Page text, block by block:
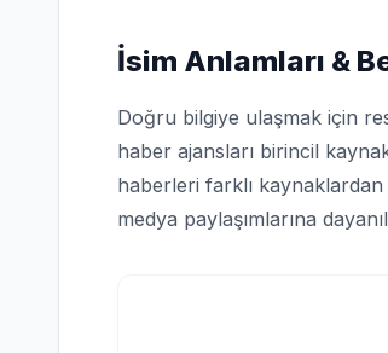
İsim Anlamları &
Doğru bilgiye ulaşmak için
haber ajansları birincil
haberleri farklı
medya paylaşımlarına